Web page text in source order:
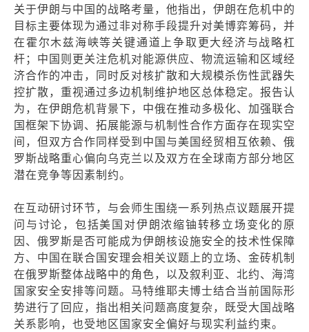
关于伊朗与中国的战略考量，他指出，伊朗在危机中的
目标主要体现为通过非对称手段提升对美博弈筹码，并
在霍尔木兹海峡等关键通道上争取更大经济与战略杠
杆；中国则更关注危机对能源供应、物流运输和区域经
济合作的冲击，同时反对核扩散和大规模杀伤性武器失
控扩散，重视通过多边机制维护地区总体稳定。报告认
为，在伊朗危机背景下，中俄在推动多极化、加强联合
国框架下协调、拓展能源与机制性合作方面存在现实空
间，但双方合作同样受到中国与美国经贸相互依赖、俄
罗斯战略重心偏向乌克兰以及双方在全球南方部分地区
潜在竞争等因素制约。
在互动研讨环节，与会师生围绕一系列热点议题展开提
问与讨论，包括美国对伊朗浓缩铀转移立场变化的原
因、俄罗斯是否可能成为伊朗核设施安全的技术性保障
方、中国在联合国安理会相关议题上的立场、金砖机制
在俄罗斯整体战略中的角色，以及叙利亚、北约、海湾
国家安全安排等问题。马特维耶夫博士结合当前国际形
势进行了回应，指出相关问题高度复杂，既受大国战略
关系影响，也受地区国家安全偏好与现实利益约束。